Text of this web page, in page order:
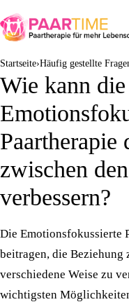
Startseite Häufig gestellte
Wie kann die
Paartherapie
zwischen
verbessern?
Die Emotionsfokussierte
beitragen, die Beziehung
verschiedene Weise zu
wichtigsten